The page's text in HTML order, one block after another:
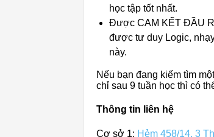
học tập tốt nhất.
Được CAM KẾT ĐẦU
được tư duy Logic,
này.
Nếu bạn đang kiếm tìm
chỉ sau 9 tuần học thì có
Thông tin liên hệ
Cơ sở 1: Hẻm 458/14, 3